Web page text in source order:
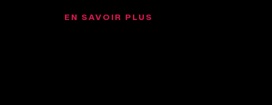
EN SAVOIR PLUS